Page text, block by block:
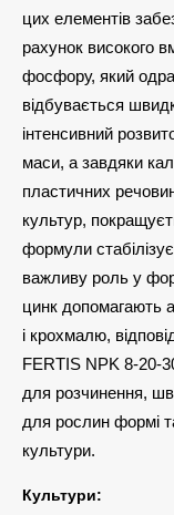
цих елементів
рахунок високого
фосфору, який
відбувається
інтенсивний
маси, а завдяки
пластичних
культур,
формули
важливу роль у
цинк допомагають
і крохмалю,
FERTIS NPK 8-20-
для розчинення,
для рослин формі
культури.
Культури: